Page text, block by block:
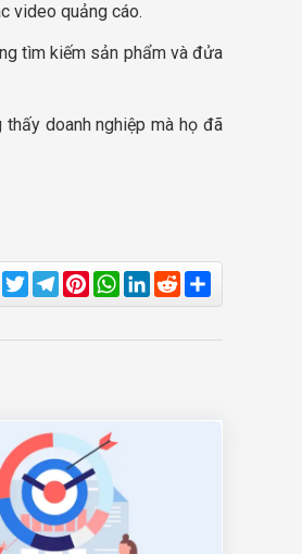
video quảng cáo.
tìm kiếm sản phẩm và đửa
doanh nghiệp mà họ đã
Messenger
TwitterTelegram
Pinterest
WhatsApp
LinkedIn
Reddit